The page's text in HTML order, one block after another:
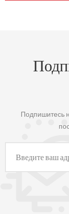
Подпишитесь